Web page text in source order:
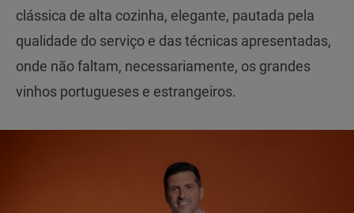
clássica de alta cozinha, elegante, pautada pela
qualidade do serviço e das técnicas apresentadas,
onde não faltam, necessariamente, os grandes
vinhos portugueses e estrangeiros.